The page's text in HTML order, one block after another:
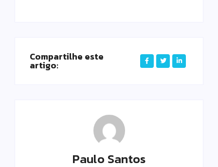
Compartilhe este
artigo:
Paulo Santos